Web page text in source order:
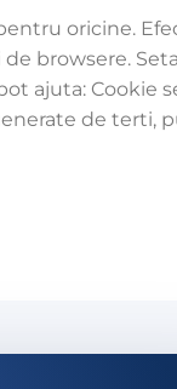
oricine.
browsere.
ajuta: Cookie
de terti,